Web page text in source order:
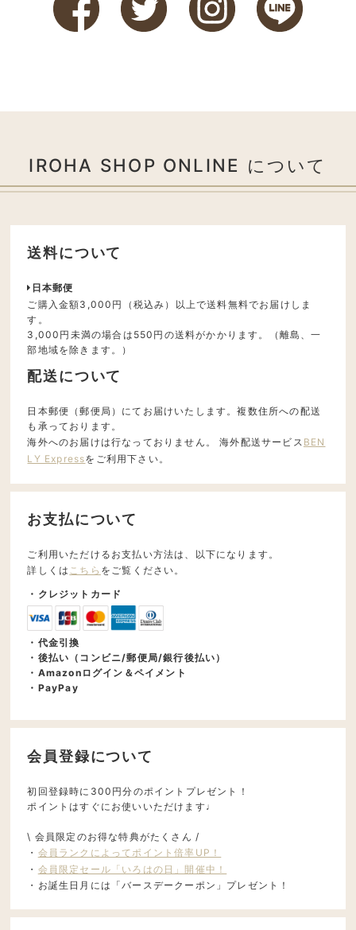
IROHA SHOP ONLINE について
送料について
日本郵便
ご購入金額3,000円（税込み）以上で送料無料でお届けしま
す。
3,000円未満の場合は550円の送料がかかります。（離島、一
部地域を除きます。）
配送について
日本郵便（郵便局）にてお届けいたします。複数住所への配送
も承っております。
海外へのお届けは行なっておりません。 海外配送サービス BEN
LY Expressをご利用下さい。
お支払について
ご利用いただけるお支払い方法は、以下になります。
詳しくは こちら をご覧ください。
・クレジットカード
・代金引換
・後払い（コンビニ/郵便局/銀行後払い）
・Amazonログイン＆ペイメント
・PayPay
会員登録について
初回登録時に300円分のポイントプレゼント！
ポイントはすぐにお使いいただけます♩
\ 会員限定のお得な特典がたくさん /
・ 会員ランクによってポイント倍率UP！
・ 会員限定セール「いろはの日」開催中！
・お誕生日月には「バースデークーポン」プレゼント！